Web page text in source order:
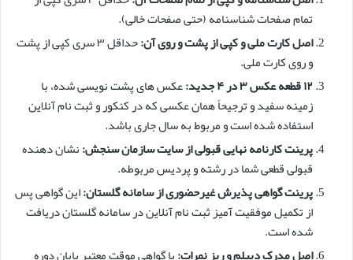
تمام صفحات شناسنامه (حتی صفحات خالی).
اصل کارت ملی و کپی از پشت و روی آن:
حداقل ۳ سری کپی از پشت
و روی کارت ملی.
۱۲ قطعه عکس ۳ در ۴ جدید:
عکس های پشت نویسی شده، با
زمینه سفید و ترجیحاً همان عکسی که در کنکور و ثبت نام آنلاین
استفاده شده است و مربوط به سال جاری باشد.
پرینت کارنامه نهایی قبولی از سایت سازمان سنجش:نشان دهنده
قبولی قطعی شما در رشته و پردیس مربوطه.
پرینت گواهی پذیرش غیرحضوری از سامانه گلستان:این گواهی پس
از تکمیل موفقیت آمیز ثبت نام آنلاین در سامانه گلستان دریافت
شده است.